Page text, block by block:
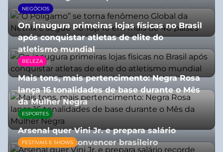
países
07/07/2026
NEGÓCIOS
On inaugura primeiras lojas físicas no Brasil
após conquistar atletas de elite do
atletismo mundial
07/07/2026
BELEZA
Mais tons, mais pertencimento: Negra Rosa
lança 16 tonalidades de base durante o Mês
da Mulher Negra
28/07/2026
ESPORTES
Arsenal quer Vini Jr. e prepara salário
recorde para convencer brasileiro
FESTIVAIS E SHOWS